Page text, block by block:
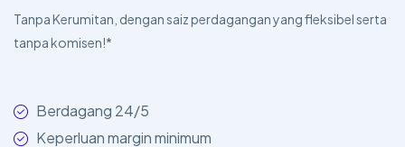
Tanpa Kerumitan, dengan saiz perdagangan yang fleksibel serta
tanpa komisen!*
Berdagang 24/5
Keperluan margin minimum